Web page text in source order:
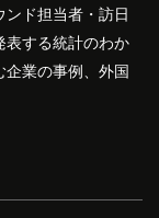
ンド担当者・訪日
表する統計のわか
企業の事例、外国